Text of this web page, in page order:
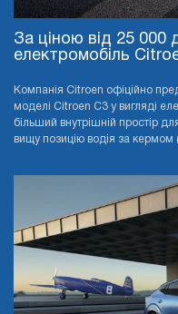
За ціною від 25 000
електромобіль
Компанія Citroen офіційно
моделі Citroen C3 у вигляді
більший внутрішній простір
вищу позицію водія за